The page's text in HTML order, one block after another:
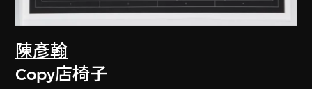
陳彥翰
Copy店椅子